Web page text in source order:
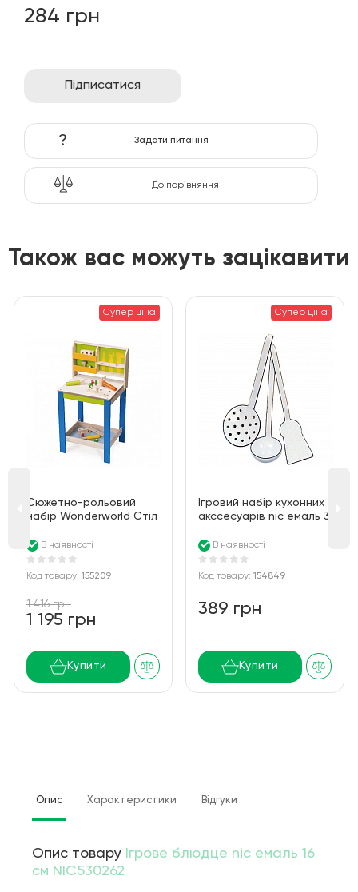
284 грн
Підписатися
? Задати питання
До порівняння
Також вас можуть зацікавити
Супер ціна
Сюжетно-рольовий
набір Wonderworld Стіл
В наявності
Код товару: 155209
1 416 грн
1 195 грн
Купити
Супер ціна
Ігровий набір кухонних
акссесуарів nic емаль 3
В наявності
Код товару: 154849
389 грн
Купити
Опис Характеристики Відгуки
Опис товару Ігрове блюдце nic емаль 16
см NIC530262